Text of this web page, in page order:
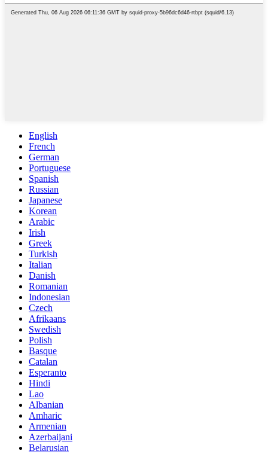
English
French
German
Portuguese
Spanish
Russian
Japanese
Korean
Arabic
Irish
Greek
Turkish
Italian
Danish
Romanian
Indonesian
Czech
Afrikaans
Swedish
Polish
Basque
Catalan
Esperanto
Hindi
Lao
Albanian
Amharic
Armenian
Azerbaijani
Belarusian